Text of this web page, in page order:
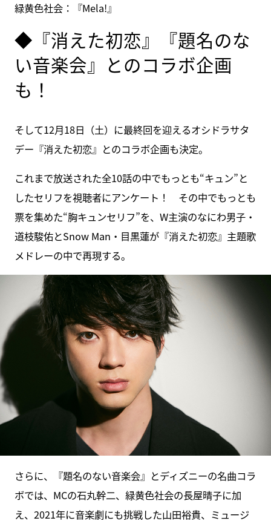
緑黄色社会：『Mela!』
◆『消えた初恋』『題名のな
い音楽会』とのコラボ企画
も！
そして12月18日（土）に最終回を迎えるオシドラサタ
デー『消えた初恋』とのコラボ企画も決定。
これまで放送された全10話の中でもっとも“キュン”と
したセリフを視聴者にアンケート！ その中でもっとも
票を集めた“胸キュンセリフ”を、W主演のなにわ男子・
道枝駿佑とSnow Man・目黒蓮が『消えた初恋』主題歌
メドレーの中で再現する。
さらに、『題名のない音楽会』とディズニーの名曲コラ
ボでは、MCの石丸幹二、緑黄色社会の長屋晴子に加
え、2021年に音楽劇にも挑戦した山田裕貴、ミュージ